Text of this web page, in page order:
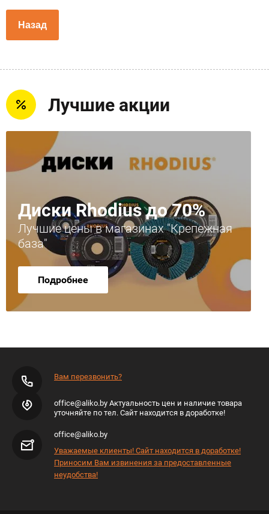
Назад
Лучшие акции
Диски Rhodius до 70%
Лучшие цены в магазинах "Крепежная
база"
Подробнее
Вам перезвонить?
office@aliko.by Актуальность цен и наличие товара
уточняйте по тел. Сайт находится в доработке!
office@aliko.by
Уважаемые клиенты! Сайт находится в доработке!
Приносим Вам извинения за предоставленные
неудобства!